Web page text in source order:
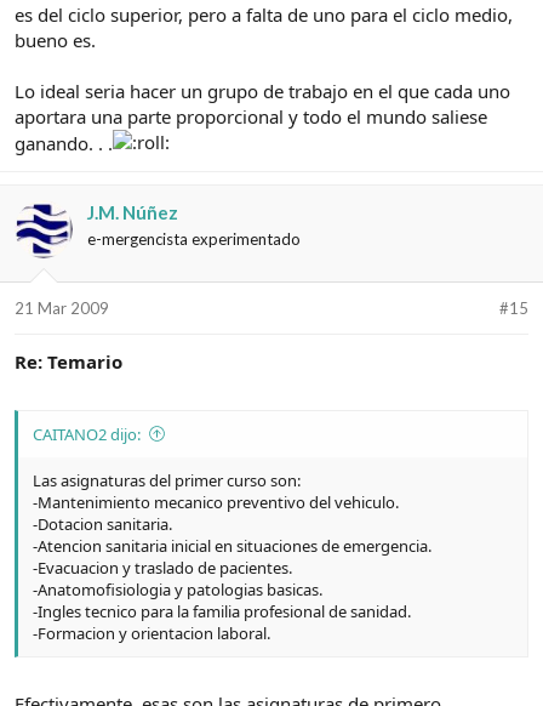
es del ciclo superior, pero a falta de uno para el ciclo medio,
bueno es.
Lo ideal seria hacer un grupo de trabajo en el que cada uno
aportara una parte proporcional y todo el mundo saliese
ganando. . .
J.M. Núñez
e-mergencista experimentado
21 Mar 2009 #15
Re: Temario
CAITANO2 dijo:
Las asignaturas del primer curso son:
-Mantenimiento mecanico preventivo del vehiculo.
-Dotacion sanitaria.
-Atencion sanitaria inicial en situaciones de emergencia.
-Evacuacion y traslado de pacientes.
-Anatomofisiologia y patologias basicas.
-Ingles tecnico para la familia profesional de sanidad.
-Formacion y orientacion laboral.